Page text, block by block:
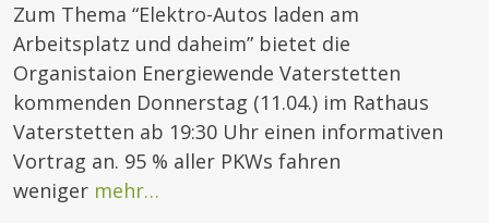
Zum Thema “Elektro-Autos laden am
Arbeitsplatz und daheim” bietet die
Organistaion Energiewende Vaterstetten
kommenden Donnerstag (11.04.) im Rathaus
Vaterstetten ab 19:30 Uhr einen informativen
Vortrag an. 95 % aller PKWs fahren
weniger mehr…